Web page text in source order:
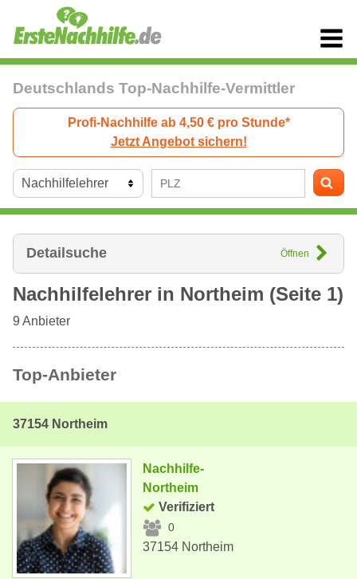
Deutschlands Top-Nachhilfe-Vermittler
Profi-Nachhilfe ab 4,50 € pro Stunde*
Jetzt Angebot sichern!
Detailsuche Öffnen
Nachhilfelehrer in Northeim (Seite 1)
9 Anbieter
Top-Anbieter
37154 Northeim
Nachhilfe-
Northeim
Verifiziert
0
37154 Northeim